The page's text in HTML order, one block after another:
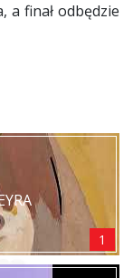
a finał odbędzie
1